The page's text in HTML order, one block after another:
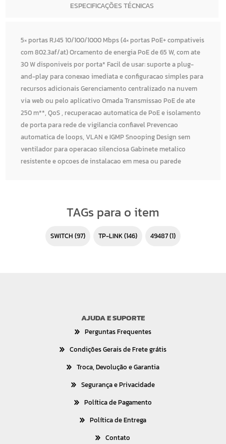
ESPECIFICAÇÕES TÉCNICAS
5× portas RJ45 10/100/1000 Mbps (4× portas PoE+ compativeis
com 802.3af/at) Orcamento de energia PoE de 65 W, com ate
30 W disponiveis por porta* Facil de usar: suporte a plug-
and-play para conexao imediata e configuracao simples para
recursos adicionais Gerenciamento centralizado na nuvem
via web ou pelo aplicativo Omada Transmissao PoE de ate
250 m**, QoS , recuperacao automatica de PoE e isolamento
de porta para rede de vigilancia confiavel Prevencao
automatica de loops, VLAN e IGMP Snooping Design sem
ventilador para operacao silenciosa Gabinete metalico
resistente e opcoes de instalacao em mesa ou parede
TAGs para o item
SWITCH (97) TP-LINK(146) 49487(1)
AJUDA E SUPORTE
Perguntas Frequentes
Condições Gerais de Frete grátis
Troca, Devolução e Garantia
Segurança e Privacidade
Política de Pagamento
Política de Entrega
Contato